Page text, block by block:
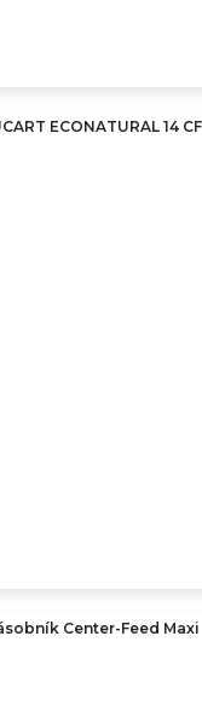
ECONATURAL 14 CF
Center-Feed Maxi